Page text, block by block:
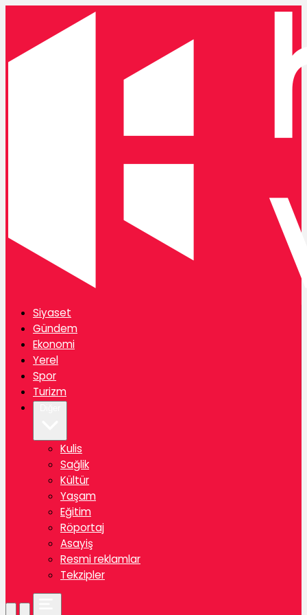
Siyaset
Gündem
Ekonomi
Yerel
Spor
Turizm
Kulis
Sağlik
Kültür
Yaşam
Eğitim
Röportaj
Asayiş
Resmi reklamlar
Tekzipler